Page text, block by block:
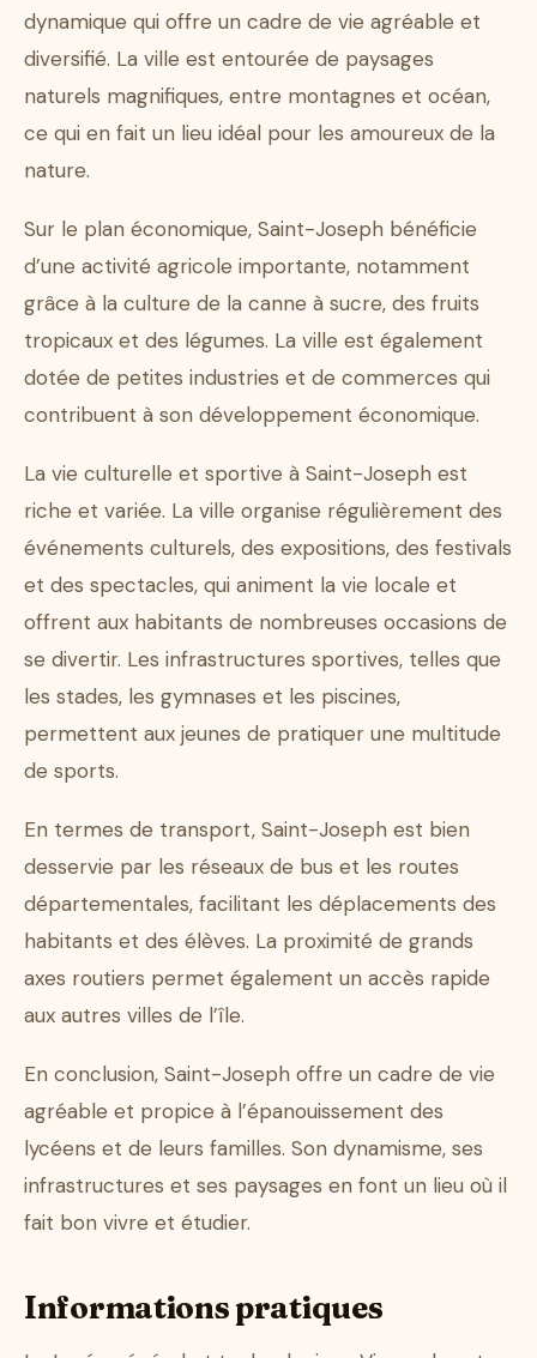
dynamique qui offre un cadre de vie agréable et
diversifié. La ville est entourée de paysages
naturels magnifiques, entre montagnes et océan,
ce qui en fait un lieu idéal pour les amoureux de la
nature.
Sur le plan économique, Saint-Joseph bénéficie
d’une activité agricole importante, notamment
grâce à la culture de la canne à sucre, des fruits
tropicaux et des légumes. La ville est également
dotée de petites industries et de commerces qui
contribuent à son développement économique.
La vie culturelle et sportive à Saint-Joseph est
riche et variée. La ville organise régulièrement des
événements culturels, des expositions, des festivals
et des spectacles, qui animent la vie locale et
offrent aux habitants de nombreuses occasions de
se divertir. Les infrastructures sportives, telles que
les stades, les gymnases et les piscines,
permettent aux jeunes de pratiquer une multitude
de sports.
En termes de transport, Saint-Joseph est bien
desservie par les réseaux de bus et les routes
départementales, facilitant les déplacements des
habitants et des élèves. La proximité de grands
axes routiers permet également un accès rapide
aux autres villes de l’île.
En conclusion, Saint-Joseph offre un cadre de vie
agréable et propice à l’épanouissement des
lycéens et de leurs familles. Son dynamisme, ses
infrastructures et ses paysages en font un lieu où il
fait bon vivre et étudier.
Informations pratiques